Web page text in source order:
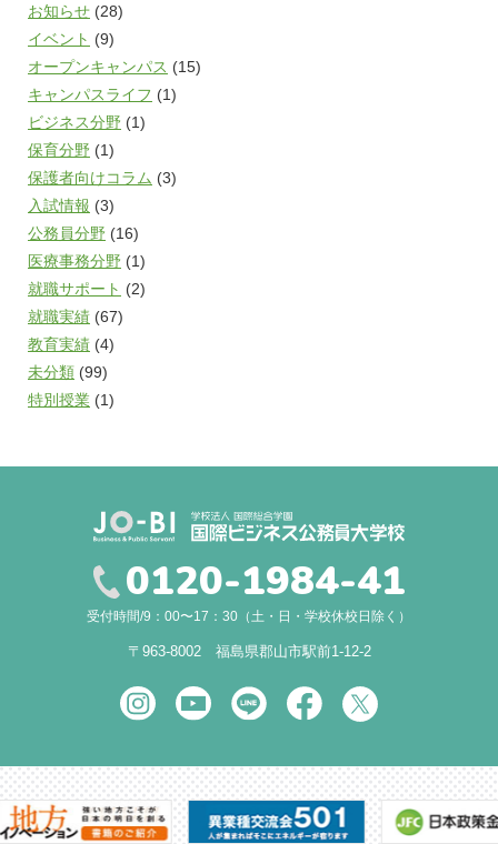
お知らせ (28)
イベント (9)
オープンキャンパス (15)
キャンパスライフ (1)
ビジネス分野 (1)
保育分野 (1)
保護者向けコラム (3)
入試情報 (3)
公務員分野 (16)
医療事務分野 (1)
就職サポート (2)
就職実績 (67)
教育実績 (4)
未分類 (99)
特別授業 (1)
0120-1984-41
受付時間/9：00〜17：30（土・日・学校休校日除く）
〒963-8002 福島県郡山市駅前1-12-2